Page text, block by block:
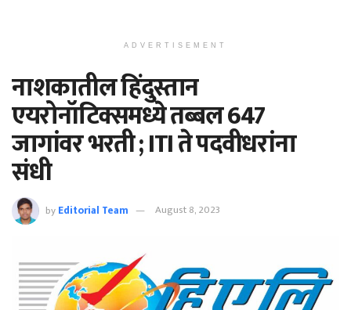
ADVERTISEMENT
नाशकातील हिंदुस्तान
एयरोनॉटिक्समध्ये तब्बल 647
जागांवर भरती ; ITI ते पदवीधरांना
संधी
byEditorial Team August 8, 2023